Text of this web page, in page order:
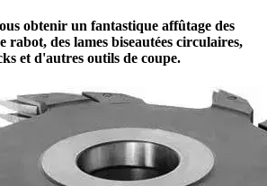
obtenir un fantastique affûtage des
rabot, des lames biseautées circulaires,
et d'autres outils de coupe.